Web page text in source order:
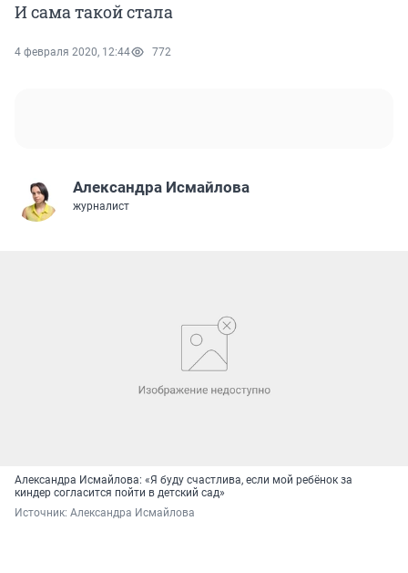
И сама такой стала
4 февраля 2020, 12:44 772
Александра Исмайлова
журналист
Александра Исмайлова: «Я буду счастлива, если мой ребёнок за
киндер согласится пойти в детский сад»
Источник: Александра Исмайлова